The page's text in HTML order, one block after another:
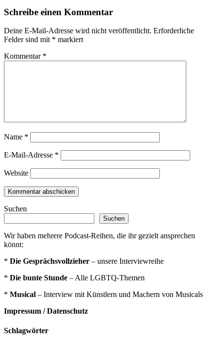
Schreibe einen Kommentar
Deine E-Mail-Adresse wird nicht veröffentlicht. Erforderliche
Felder sind mit * markiert
Kommentar *
Name *
E-Mail-Adresse *
Website
Suchen
Suchen
Wir haben mehrere Podcast-Reihen, die ihr gezielt ansprechen
könnt:
* Die Gesprächsvollzieher – unsere Interviewreihe
* Die bunte Stunde – Alle LGBTQ-Themen
* Musical – Interview mit Künstlern und Machern von Musicals
Impressum / Datenschutz
Schlagwörter